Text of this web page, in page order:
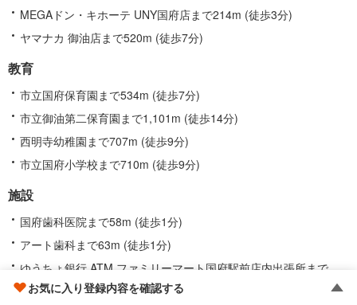
MEGAドン・キホーテ UNY国府店まで214m (徒歩3分)
ヤマナカ 御油店まで520m (徒歩7分)
教育
市立国府保育園まで534m (徒歩7分)
市立御油第二保育園まで1,101m (徒歩14分)
西明寺幼稚園まで707m (徒歩9分)
市立国府小学校まで710m (徒歩9分)
施設
国府歯科医院まで58m (徒歩1分)
アート歯科まで63m (徒歩1分)
ゆうちょ銀行 ATM ファミリーマート国府駅前店内出張所まで
38m (徒歩1分)
お気に入り登録内容を確認する